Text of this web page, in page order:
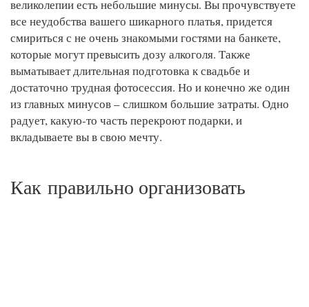
великолепии есть небольшие минусы. Вы прочувствуете
все неудобства вашего шикарного платья, придется
смириться с не очень знакомыми гостями на банкете,
которые могут превысить дозу алкоголя. Также
выматывает длительная подготовка к свадьбе и
достаточно трудная фотосессия. Но и конечно же один
из главных минусов – слишком большие затраты. Одно
радует, какую-то часть перекроют подарки, и
вкладываете вы в свою мечту.
Как правильно организовать